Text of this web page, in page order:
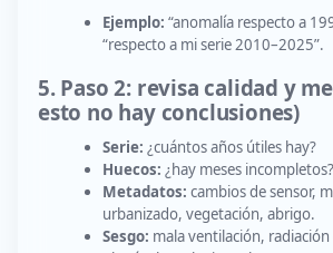
Ejemplo: “anomalía respecto a
“respecto a mi serie 2010–2025”.
5. Paso 2: revisa calidad y
esto no hay conclusiones)
Serie: ¿cuántos años útiles hay?
Huecos: ¿hay meses incompletos?
Metadatos: cambios de sensor,
urbanizado, vegetación, abrigo.
Sesgo: mala ventilación,